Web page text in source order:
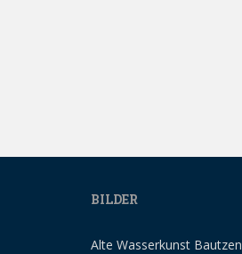
BILDER
Alte Wasserkunst Bautzen